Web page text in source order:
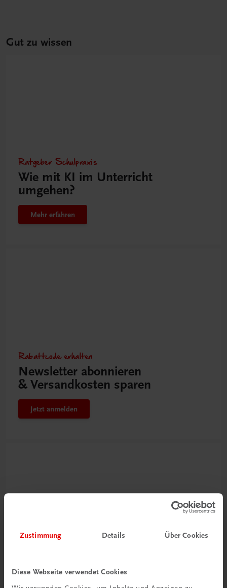
Zustimmung Details Über Cookies
Diese Webseite verwendet Cookies
Gut zu wissen
Ratgeber Schulpraxis
Wie mit KI im Unterricht
umgehen?
Mehr erfahren
Rabattcode erhalten
Newsletter abonnieren
& Versandkosten sparen
Jetzt anmelden
Videos mit
Tipps & Tricks